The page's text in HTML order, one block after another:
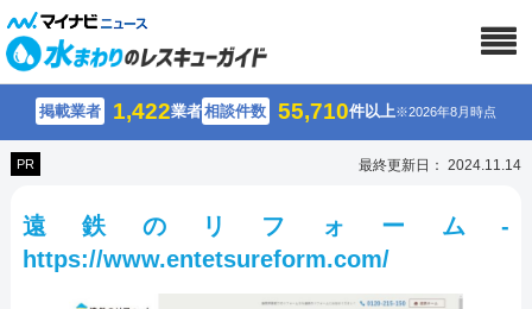
掲載業者 1,422業者相談件数 55,710件以上※2026年8月時点
PR 最終更新日： 2024.11.14
遠鉄のリフォーム-
https://www.entetsureform.com/